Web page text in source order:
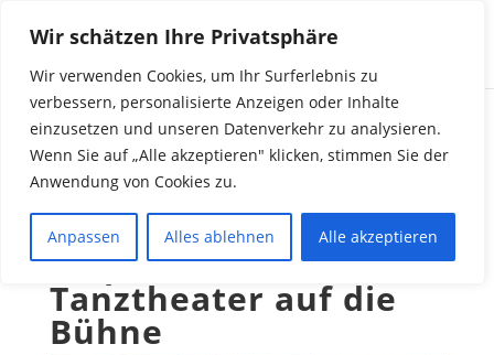
Wir schätzen Ihre Privatsphäre
Wir verwenden Cookies, um Ihr Surferlebnis zu
verbessern, personalisierte Anzeigen oder Inhalte
einzusetzen und unseren Datenverkehr zu analysieren.
Wenn Sie auf „Alle akzeptieren" klicken, stimmen Sie der
Anwendung von Cookies zu.
Anpassen Alles ablehnen Alle akzeptieren
„Shining on me“ –
Schülerinnen unserer
Schule bringen
empowerndes
Tanztheater auf die
Bühne